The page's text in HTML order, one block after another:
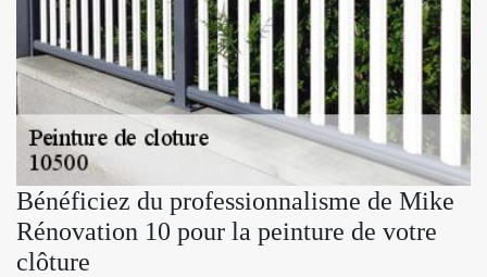
Bénéficiez du professionnalisme de Mike
Rénovation 10 pour la peinture de votre
clôture